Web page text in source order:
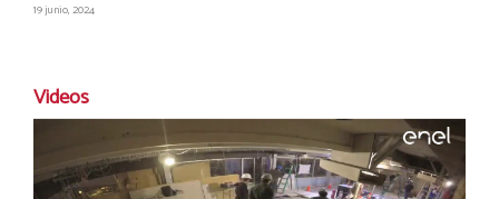
19 junio, 2024
Videos